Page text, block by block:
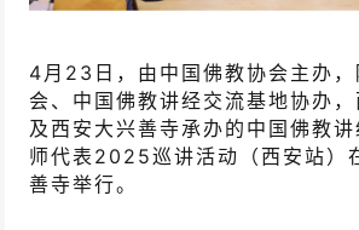
4月23日，由中国佛教协会主办，
会、中国佛教讲经交流基地协办
及西安大兴善寺承办的中国佛教
师代表2025巡讲活动（西安站）
善寺举行。